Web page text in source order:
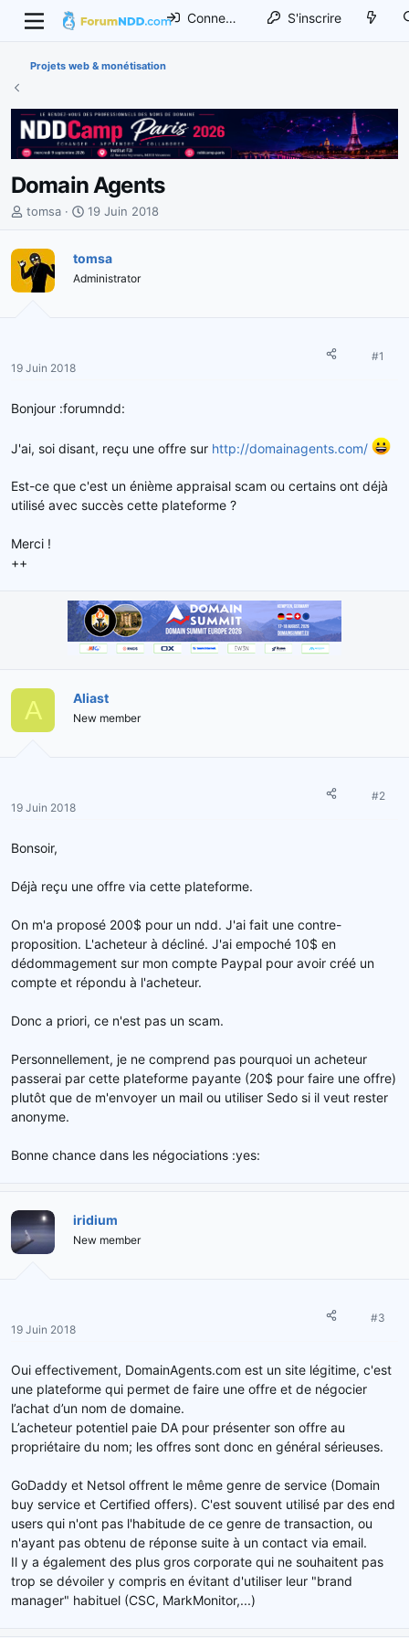
Connexion S'inscrire
Projets web & monétisation
Domain Agents
I
i
t
i
r
e
a
i
s
u
tomsa
D
e
d
19 Juin 2018
tomsa
Administrator
19 Juin 2018
#1
Bonjour :forumndd:
J'ai, soi disant, reçu une offre sur http://domainagents.com/
Est-ce que c'est un énième appraisal scam ou certains ont déjà
utilisé avec succès cette plateforme ?
Merci !
++
A Aliast
New member
19 Juin 2018
#2
Bonsoir,
Déjà reçu une offre via cette plateforme.
On m'a proposé 200$ pour un ndd. J'ai fait une contre-
proposition. L'acheteur à décliné. J'ai empoché 10$ en
dédommagement sur mon compte Paypal pour avoir créé un
compte et répondu à l'acheteur.
Donc a priori, ce n'est pas un scam.
Personnellement, je ne comprend pas pourquoi un acheteur
passerai par cette plateforme payante (20$ pour faire une offre)
plutôt que de m'envoyer un mail ou utiliser Sedo si il veut rester
anonyme.
Bonne chance dans les négociations :yes:
iridium
New member
19 Juin 2018
#3
Oui effectivement, DomainAgents.com est un site légitime, c'est
une plateforme qui permet de faire une offre et de négocier
l’achat d’un nom de domaine.
L’acheteur potentiel paie DA pour présenter son offre au
propriétaire du nom; les offres sont donc en général sérieuses.
GoDaddy et Netsol offrent le même genre de service (Domain
buy service et Certified offers). C'est souvent utilisé par des end
users qui n'ont pas l'habitude de ce genre de transaction, ou
n'ayant pas obtenu de réponse suite à un contact via email.
Il y a également des plus gros corporate qui ne souhaitent pas
trop se dévoiler y compris en évitant d'utiliser leur "brand
manager" habituel (CSC, MarkMonitor,...)